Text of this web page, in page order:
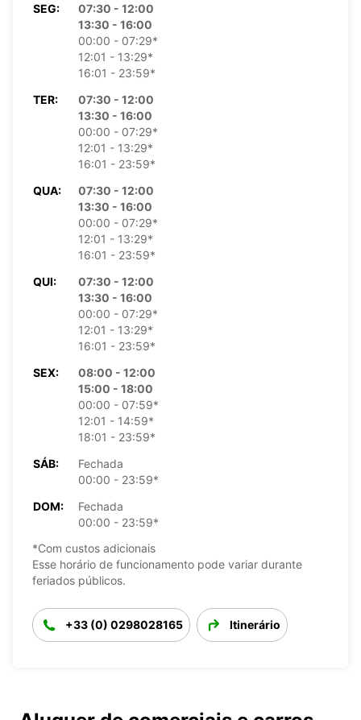
SEG:
07:30 - 12:00
13:30 - 16:00
00:00 - 07:29*
12:01 - 13:29*
16:01 - 23:59*
TER:
07:30 - 12:00
13:30 - 16:00
00:00 - 07:29*
12:01 - 13:29*
16:01 - 23:59*
QUA:
07:30 - 12:00
13:30 - 16:00
00:00 - 07:29*
12:01 - 13:29*
16:01 - 23:59*
QUI:
07:30 - 12:00
13:30 - 16:00
00:00 - 07:29*
12:01 - 13:29*
16:01 - 23:59*
SEX:
08:00 - 12:00
15:00 - 18:00
00:00 - 07:59*
12:01 - 14:59*
18:01 - 23:59*
SÁB:
Fechada
00:00 - 23:59*
DOM:
Fechada
00:00 - 23:59*
*Com custos adicionais
Esse horário de funcionamento pode variar durante
feriados públicos.
+33 (0) 0298028165 Itinerário